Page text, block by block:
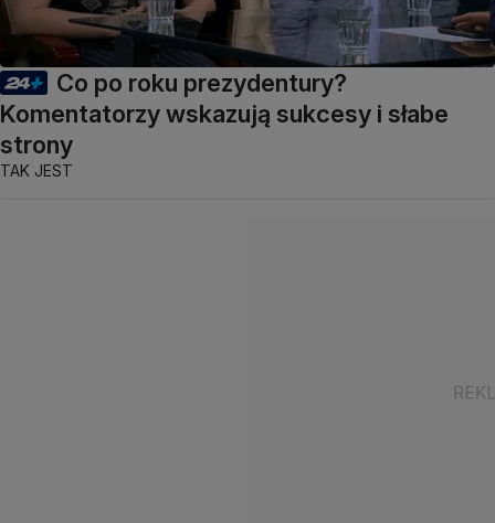
Co po roku prezydentury?
Komentatorzy wskazują sukcesy i słabe
strony
TAK JEST